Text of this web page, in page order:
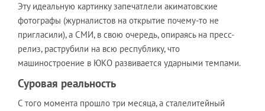
Эту идеальную картинку запечатлели акиматовские
фотографы (журналистов на открытие почему-то не
пригласили), а СМИ, в свою очередь, опираясь на пресс-
релиз, раструбили на всю республику, что
машиностроение в ЮКО развивается ударными темпами.
Суровая реальность
С того момента прошло три месяца, а сталелитейный